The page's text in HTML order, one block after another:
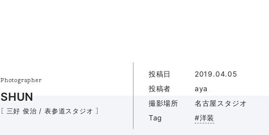
Photographer
SHUN
［ 三好 俊治 / 表参道スタジオ ］
投稿日
2019.04.05
投稿者
aya
撮影場所
名古屋スタジオ
Tag
#洋装